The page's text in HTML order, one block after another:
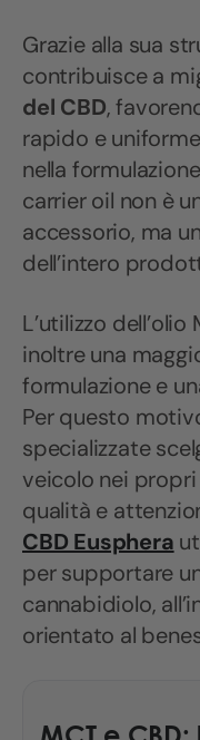
Grazie alla sua
contribuisce a
del CBD,
rapido e
nella
carrier oil non è
accessorio, ma
dell’intero
L’utilizzo
inoltre una
formulazione e
Per questo
specializzate
veicolo nei
qualità e
CBD Eusphera
per supportare
cannabidiolo,
orientato al